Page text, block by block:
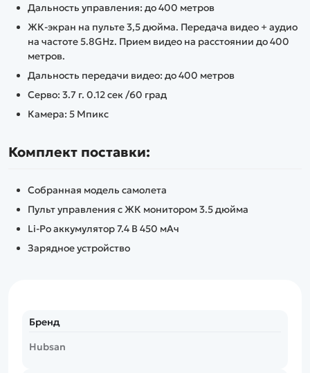
Дальность управления: до 400 метров
ЖК-экран на пульте 3,5 дюйма. Передача видео + аудио
на частоте 5.8GHz. Прием видео на расстоянии до 400
метров.
Дальность передачи видео: до 400 метров
Серво: 3.7 г. 0.12 сек /60 град
Камера: 5 Мпикс
Комплект поставки:
Собранная модель самолета
Пульт управления с ЖК монитором 3.5 дюйма
Li-Po аккумулятор 7.4 В 450 мАч
Зарядное устройство
Бренд
Hubsan